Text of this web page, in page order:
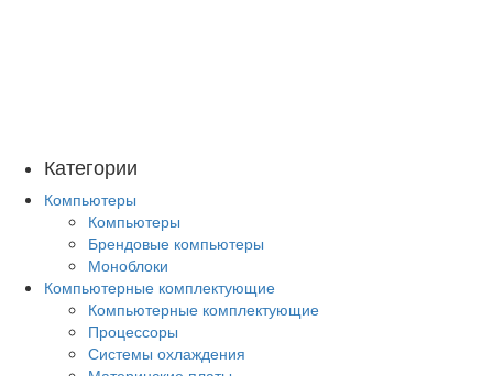
Категории
Компьютеры
Компьютеры
Брендовые компьютеры
Моноблоки
Компьютерные комплектующие
Компьютерные комплектующие
Процессоры
Системы охлаждения